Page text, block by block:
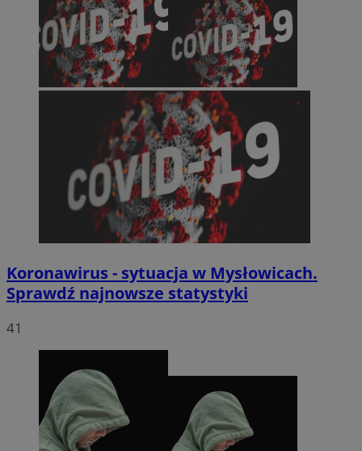
Koronawirus - sytuacja w Mysłowicach.
Sprawdź najnowsze statystyki
41